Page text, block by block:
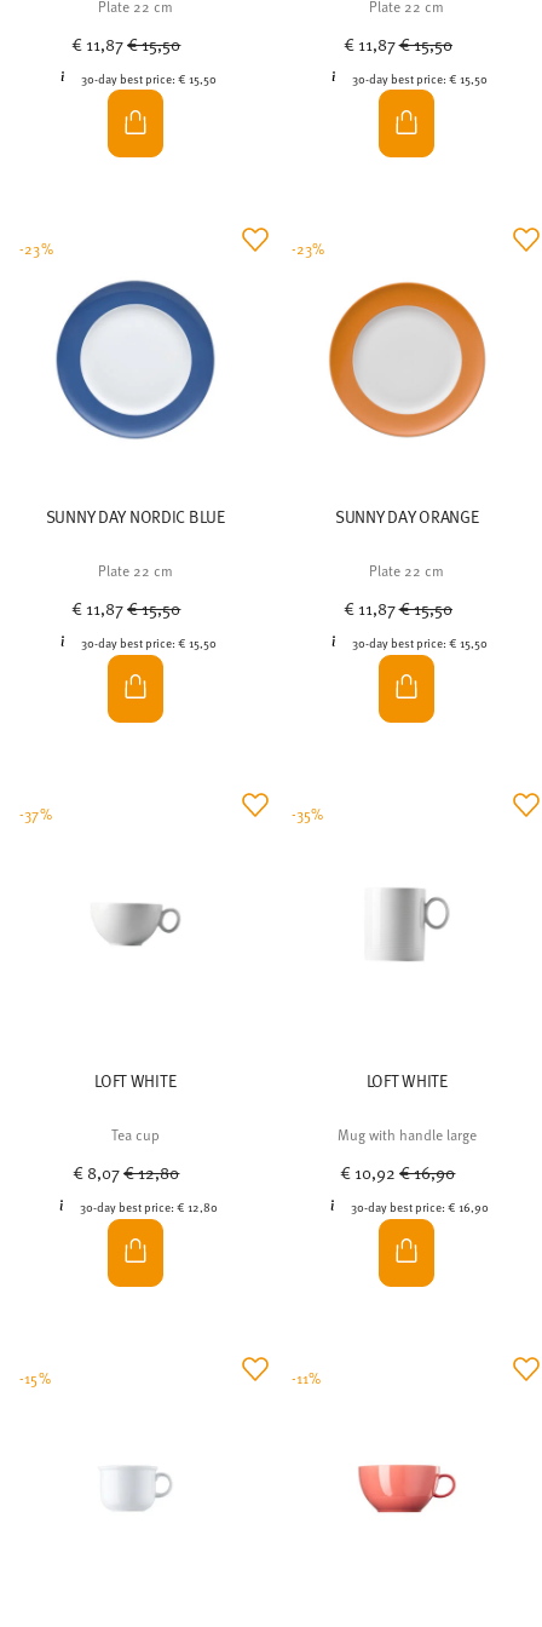
Plate 22 cm
€ 11,87Price reduced from
€ 15,50
30-day best price: € 15,50
Plate 22 cm
€ 11,87Price reduced from
€ 15,50
30-day best price:€ 15,50
SUNNY DAY NORDIC BLUE
Plate 22 cm
€ 11,87Price reduced from
€ 15,50
30-day best price: € 15,50
-23%
SUNNY DAY ORANGE
Plate 22 cm
€ 11,87Price reduced from
€ 15,50
30-day best price:€ 15,50
-23%
LOFT WHITE
Tea cup
€ 8,07Price reduced from
€ 12,80
30-day best price: € 12,80
-37%
LOFT WHITE
Mug with handle large
€ 10,92Price reduced from
€ 16,90
30-day best price:€ 16,90
-35%
-15% -11%